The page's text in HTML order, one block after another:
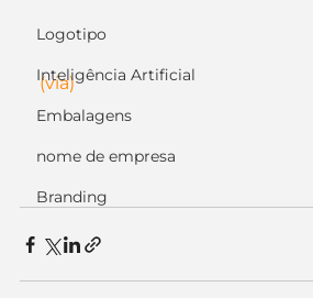
Logotipo
Inteligência Artificial
Embalagens
nome de empresa
Branding
(via)